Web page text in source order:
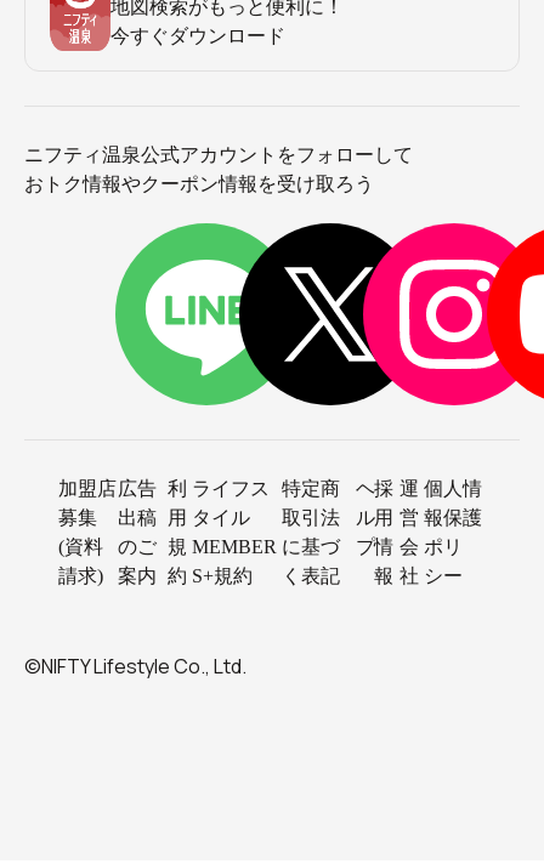
地図検索がもっと便利に！
今すぐダウンロード
ニフティ温泉公式アカウントをフォローして
おトク情報やクーポン情報を受け取ろう
加盟店
募集
(資料
請求)
広告
出稿
のご
案内
利
用
規
約
ライフス
タイル
MEMBER
S+規約
特定商
取引法
に基づ
く表記
ヘ
ル
プ
採
用
情
報
運
営
会
社
個人情
報保護
ポリ
シー
©NIFTY Lifestyle Co., Ltd.